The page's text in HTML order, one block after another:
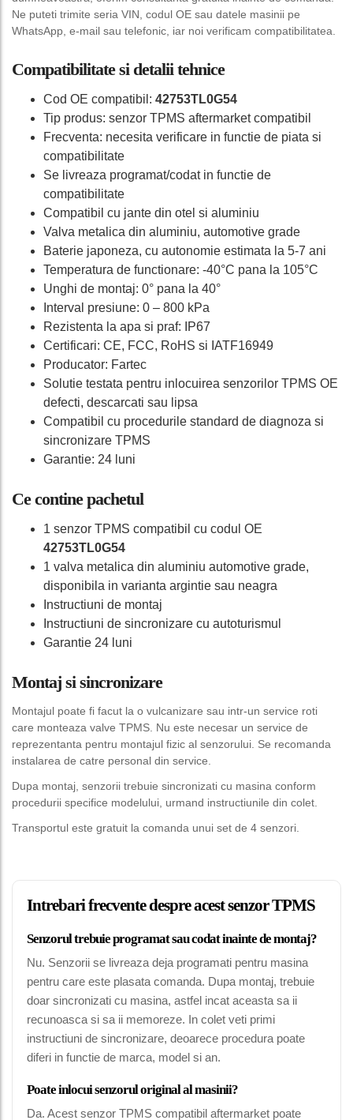
Ne puteti trimite seria VIN, codul OE sau datele masinii pe
WhatsApp, e-mail sau telefonic, iar noi verificam compatibilitatea.
Compatibilitate si detalii tehnice
Cod OE compatibil: 42753TL0G54
Tip produs: senzor TPMS aftermarket compatibil
Frecventa: necesita verificare in functie de piata si
compatibilitate
Se livreaza programat/codat in functie de
compatibilitate
Compatibil cu jante din otel si aluminiu
Valva metalica din aluminiu, automotive grade
Baterie japoneza, cu autonomie estimata la 5-7 ani
Temperatura de functionare: -40°C pana la 105°C
Unghi de montaj: 0° pana la 40°
Interval presiune: 0 – 800 kPa
Rezistenta la apa si praf: IP67
Certificari: CE, FCC, RoHS si IATF16949
Producator: Fartec
Solutie testata pentru inlocuirea senzorilor TPMS OE
defecti, descarcati sau lipsa
Compatibil cu procedurile standard de diagnoza si
sincronizare TPMS
Garantie: 24 luni
Ce contine pachetul
1 senzor TPMS compatibil cu codul OE
42753TL0G54
1 valva metalica din aluminiu automotive grade,
disponibila in varianta argintie sau neagra
Instructiuni de montaj
Instructiuni de sincronizare cu autoturismul
Garantie 24 luni
Montaj si sincronizare
Montajul poate fi facut la o vulcanizare sau intr-un service roti
care monteaza valve TPMS. Nu este necesar un service de
reprezentanta pentru montajul fizic al senzorului. Se recomanda
instalarea de catre personal din service.
Dupa montaj, senzorii trebuie sincronizati cu masina conform
procedurii specifice modelului, urmand instructiunile din colet.
Transportul este gratuit la comanda unui set de 4 senzori.
Intrebari frecvente despre acest senzor TPMS
Senzorul trebuie programat sau codat inainte de montaj?
Nu. Senzorii se livreaza deja programati pentru masina
pentru care este plasata comanda. Dupa montaj, trebuie
doar sincronizati cu masina, astfel incat aceasta sa ii
recunoasca si sa ii memoreze. In colet veti primi
instructiuni de sincronizare, deoarece procedura poate
diferi in functie de marca, model si an.
Poate inlocui senzorul original al masinii?
Da. Acest senzor TPMS compatibil aftermarket poate